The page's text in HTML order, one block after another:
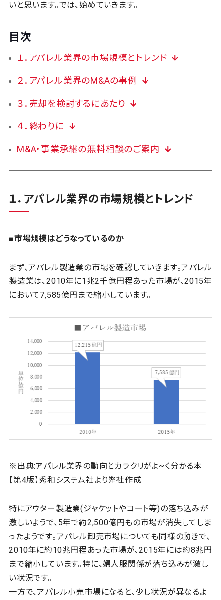
いと思います。では、始めていきます。
目次
１．アパレル業界の市場規模とトレンド
２．アパレル業界のM&Aの事例
３．売却を検討するにあたり
４．終わりに
M&A・事業承継の無料相談のご案内
１．アパレル業界の市場規模とトレンド
■市場規模はどうなっているのか
まず、アパレル製造業の市場を確認していきます。アパレル
製造業は、2010年に1兆2千億円程あった市場が、2015年
において7,585億円まで縮小しています。
※出典:アパレル業界の動向とカラクリがよ~く分かる本
【第4版】秀和システム社より弊社作成
特にアウター製造業(ジャケットやコート等)の落ち込みが
激しいようで、5年で約2,500億円もの市場が消失してしま
ったようです。アパレル卸売市場についても同様の動きで、
2010年に約10兆円程あった市場が、2015年には約8兆円
まで縮小しています。特に、婦人服関係が落ち込みが激し
い状況です。
一方で、アパレル小売市場になると、少し状況が異なるよ